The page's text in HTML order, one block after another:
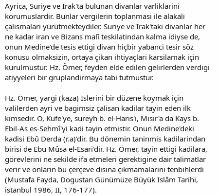
Ayrica, Suriye ve Irak'ta bulunan divanlar varliklarini
korumuslardir. Bunlar vergilerin toplanmasi ile alakali
çalismalari yürütmekteydiler. Suriye ve Irak'taki divanlar her
ne kadar iran ve Bizans malî teskilatindan kalma idiyse de,
onun Medine'de tesis ettigi divan hiçbir yabanci tesir söz
konusu olmaksizin, ortaya çikan ihtiyaçlari karsilamak için
kurulmustur. Hz. Ömer, feyden elde edilen gelirlerden verdigi
atiyyeleri bir gruplandirmaya tabi tutmustur.
Hz. Ömer, yargi (kaza) Islerini bir düzene koymak için
valilerden ayri ve bagimsiz çalisan kadilar tayin eden ilk
kimsedir. O, Kufe'ye, sureyh b. el-Haris'i, Misir'a da Kays b.
Ebil-As es-Sehmî'yi kadi tayin etmistir. Onun Medine'deki
kadisi Ebû Derda (r.a)'dir. Bu dönemin taninmis kadilarindan
birisi de Ebu Mûsa el-Esari'dir. Hz. Ömer, tayin ettigi kadilara,
görevlerini ne sekilde ifa etmeleri gerektigine dair talimatlar
verir ve onlarin bu çerçeve disina çikmamalarini tenbihlerdi
(Mustafa Fayda, Dogustan Günümüze Büyük Islâm Tarihi,
istanbul 1986, II, 176-177).